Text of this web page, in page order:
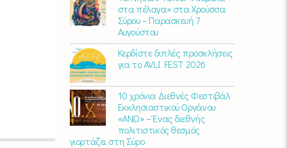
στα πέλαγα» στα Χρούσσα
Σύρου – Παρασκευή 7
Αυγούστου
Κερδίστε διπλές προσκλήσεις
για το AVLI FEST 2026
10 χρόνια Διεθνές Φεστιβάλ
Εκκλησιαστικού Οργάνου
«ΑΝΩ» – Ένας διεθνής
πολιτιστικός θεσμός
γιορτάζει στη Σύρο​